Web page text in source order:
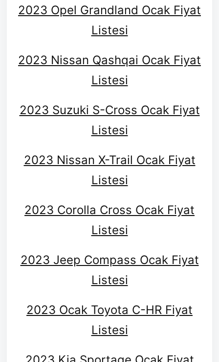
2023 Opel Grandland Ocak Fiyat
Listesi
2023 Nissan Qashqai Ocak Fiyat
Listesi
2023 Suzuki S-Cross Ocak Fiyat
Listesi
2023 Nissan X-Trail Ocak Fiyat
Listesi
2023 Corolla Cross Ocak Fiyat
Listesi
2023 Jeep Compass Ocak Fiyat
Listesi
2023 Ocak Toyota C-HR Fiyat
Listesi